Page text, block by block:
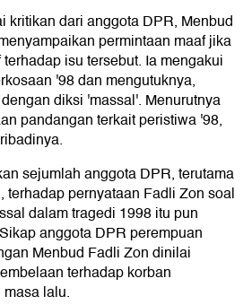
kritikan dari anggota DPR, Menbud
permintaan maaf jika
isu tersebut. Ia mengakui
'98 dan mengutuknya,
diksi 'massal'. Menurutnya
pandangan terkait peristiwa '98,
sejumlah anggota DPR, terutama
terhadap pernyataan Fadli Zon soal
dalam tragedi 1998 itu pun
anggota DPR perempuan
Menbud Fadli Zon dinilai
terhadap korban
lalu.